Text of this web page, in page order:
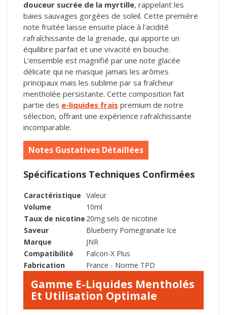
douceur sucrée de la myrtille, rappelant les
baies sauvages gorgées de soleil. Cette première
note fruitée laisse ensuite place à l'acidité
rafraîchissante de la grenade, qui apporte un
équilibre parfait et une vivacité en bouche.
L'ensemble est magnifié par une note glacée
délicate qui ne masque jamais les arômes
principaux mais les sublime par sa fraîcheur
mentholée persistante. Cette composition fait
partie des e-liquides frais premium de notre
sélection, offrant une expérience rafraîchissante
incomparable.
Notes Gustatives Détaillées
Spécifications Techniques Confirmées
Caractéristique Valeur
Volume
10ml
Taux de nicotine 20mg sels de nicotine
Saveur
Blueberry Pomegranate Ice
Marque
JNR
Compatibilité
Falcon-X Plus
Fabrication
France - Norme TPD
Gamme E-Liquides Mentholés
Et Utilisation Optimale